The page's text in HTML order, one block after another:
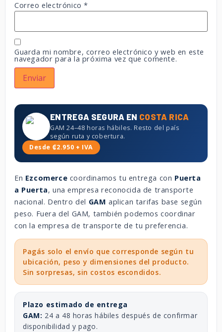
Correo electrónico*
Guarda mi nombre, correo electrónico y web en este
navegador para la próxima vez que comente.
ENTREGA SEGURA EN COSTA RICA
GAM 24–48 horas hábiles. Resto del país
según ruta y cobertura.
Desde ₡2.950 + IVA
En Ezcomerce coordinamos tu entrega con Puerta
a Puerta, una empresa reconocida de transporte
nacional. Dentro del GAM aplican tarifas base según
peso. Fuera del GAM, también podemos coordinar
con la empresa de transporte de tu preferencia.
Pagás solo el envío que corresponde según tu
ubicación, peso y dimensiones del producto.
Sin sorpresas, sin costos escondidos.
Plazo estimado de entrega
GAM: 24 a 48 horas hábiles después de confirmar
disponibilidad y pago.